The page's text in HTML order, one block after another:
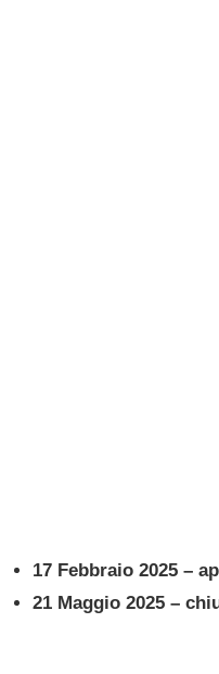
17 Febbraio 2025 –
21 Maggio 2025 –